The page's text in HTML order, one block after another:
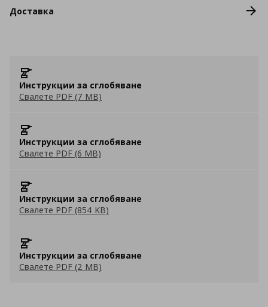
Доставка
Инструкции за сглобяване
Свалете PDF (7 MB)
Инструкции за сглобяване
Свалете PDF (6 MB)
Инструкции за сглобяване
Свалете PDF (854 KB)
Инструкции за сглобяване
Свалете PDF (2 MB)